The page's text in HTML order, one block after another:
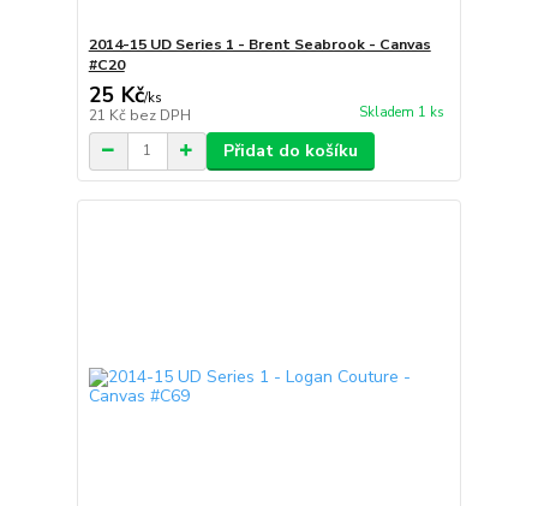
2014-15 UD Series 1 - Brent Seabrook - Canvas
#C20
25 Kč/ks
21 Kč bez DPH Skladem 1 ks
Přidat do košíku